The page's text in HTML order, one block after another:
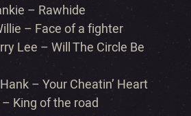
– Rawhide
– Face of a fighter
Lee – Will The Circle Be
– Your Cheatin’ Heart
– King of the road